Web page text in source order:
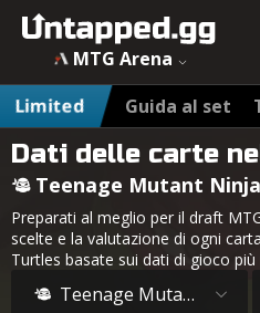
MTG Arena
Limited
Guida al set
Dati delle carte
Teenage Mutant
Preparati al meglio per il draft
scelte e la valutazione di ogni
Turtles basate sui dati di gioco più
Teenage Mutant Ninja Turtles